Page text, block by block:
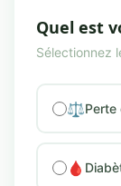
Quel est
Sélectionnez
⚖️Perte
🩸